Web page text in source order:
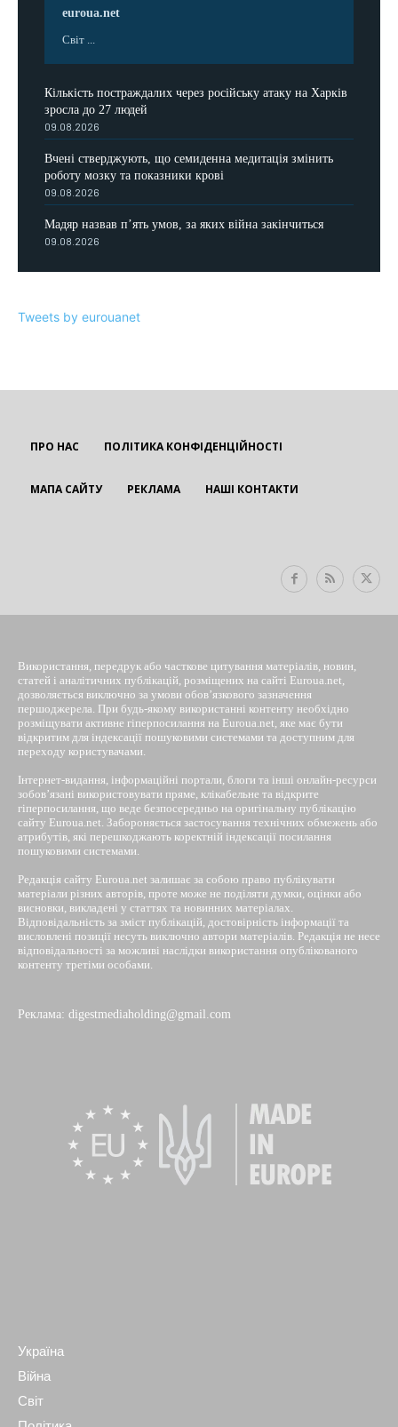
euroua.net
Світ ...
Кількість постраждалих через російську атаку на Харків
зросла до 27 людей
09.08.2026
Вчені стверджують, що семиденна медитація змінить
роботу мозку та показники крові
09.08.2026
Мадяр назвав п’ять умов, за яких війна закінчиться
09.08.2026
Tweets by eurouanet
ПРО НАС ПОЛІТИКА КОНФІДЕНЦІЙНОСТІ
МАПА САЙТУ РЕКЛАМА НАШІ КОНТАКТИ
Використання, передрук або часткове цитування матеріалів, новин,
статей і аналітичних публікацій, розміщених на сайті Euroua.net,
дозволяється виключно за умови обов’язкового зазначення
першоджерела. При будь-якому використанні контенту необхідно
розміщувати активне гіперпосилання на Euroua.net, яке має бути
відкритим для індексації пошуковими системами та доступним для
переходу користувачами.
Інтернет-видання, інформаційні портали, блоги та інші онлайн-ресурси
зобов’язані використовувати пряме, клікабельне та відкрите
гіперпосилання, що веде безпосередньо на оригінальну публікацію
сайту Euroua.net. Забороняється застосування технічних обмежень або
атрибутів, які перешкоджають коректній індексації посилання
пошуковими системами.
Редакція сайту Euroua.net залишає за собою право публікувати
матеріали різних авторів, проте може не поділяти думки, оцінки або
висновки, викладені у статтях та новинних матеріалах.
Відповідальність за зміст публікацій, достовірність інформації та
висловлені позиції несуть виключно автори матеріалів. Редакція не несе
відповідальності за можливі наслідки використання опублікованого
контенту третіми особами.
Реклама: digestmediaholding@gmail.com
Україна
Війна
Світ